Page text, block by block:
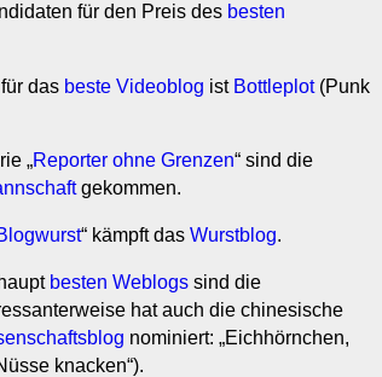
für den Preis des besten
das beste Videoblog ist Bottleplot(Punk
„Reporter ohne Grenzen“ sind die
gekommen.
“ kämpft das Wurstblog.
besten Weblogs sind die
hat auch die chinesische
nominiert: „Eichhörnchen,
knacken“).